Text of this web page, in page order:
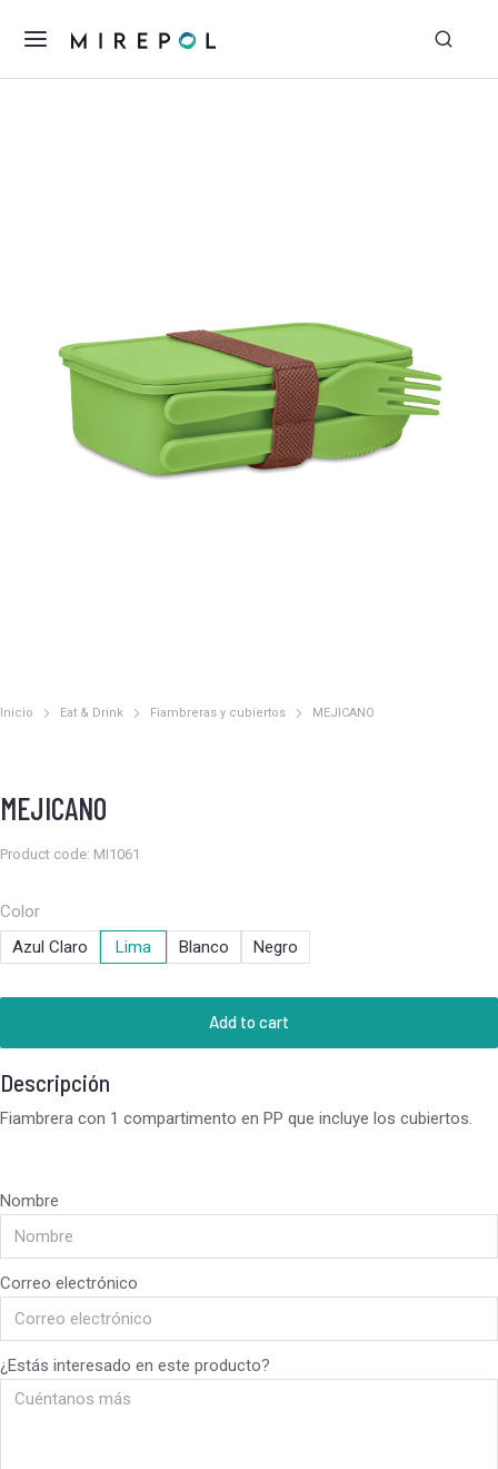
Estás aquí:
Inicio Eat & Drink Fiambreras y cubiertos MEJICANO
MEJICANO
Product code: MI1061
Color
Azul Claro
Lima Blanco Negro
Add to cart
Descripción
Fiambrera con 1 compartimento en PP que incluye los cubiertos.
Nombre
Correo electrónico
¿Estás interesado en este producto?